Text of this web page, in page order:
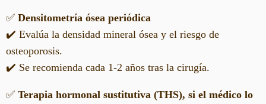
✅ Densitometría ósea periódica
✔️ Evalúa la densidad mineral ósea y el riesgo de
osteoporosis.
✔️ Se recomienda cada 1-2 años tras la cirugía.
✅ Terapia hormonal sustitutiva (THS), si el médico lo